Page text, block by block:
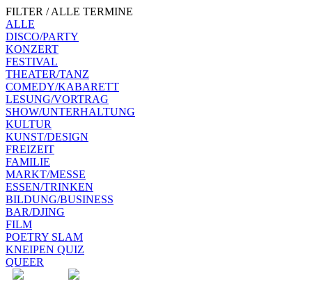
FILTER / ALLE TERMINE
ALLE
DISCO/PARTY
KONZERT
FESTIVAL
THEATER/TANZ
COMEDY/KABARETT
LESUNG/VORTRAG
SHOW/UNTERHALTUNG
KULTUR
KUNST/DESIGN
FREIZEIT
FAMILIE
MARKT/MESSE
ESSEN/TRINKEN
BILDUNG/BUSINESS
BAR/DJING
FILM
POETRY SLAM
KNEIPEN QUIZ
QUEER